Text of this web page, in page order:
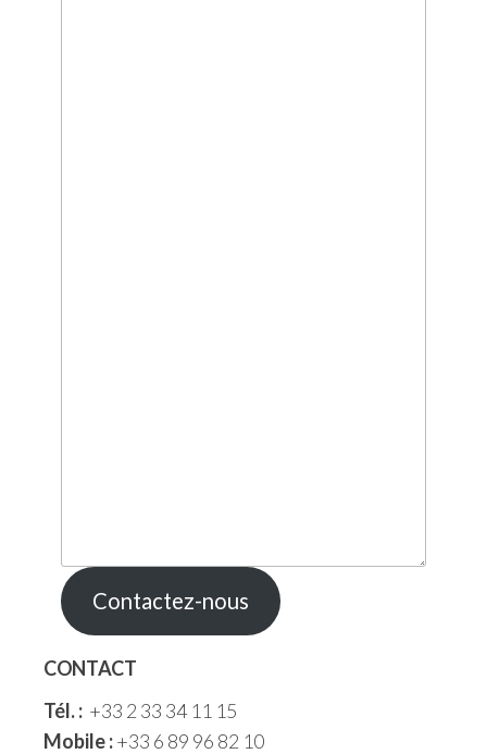
Contactez-nous
CONTACT
Tél. : +33 2 33 34 11 15
Mobile :+33 6 89 96 82 10